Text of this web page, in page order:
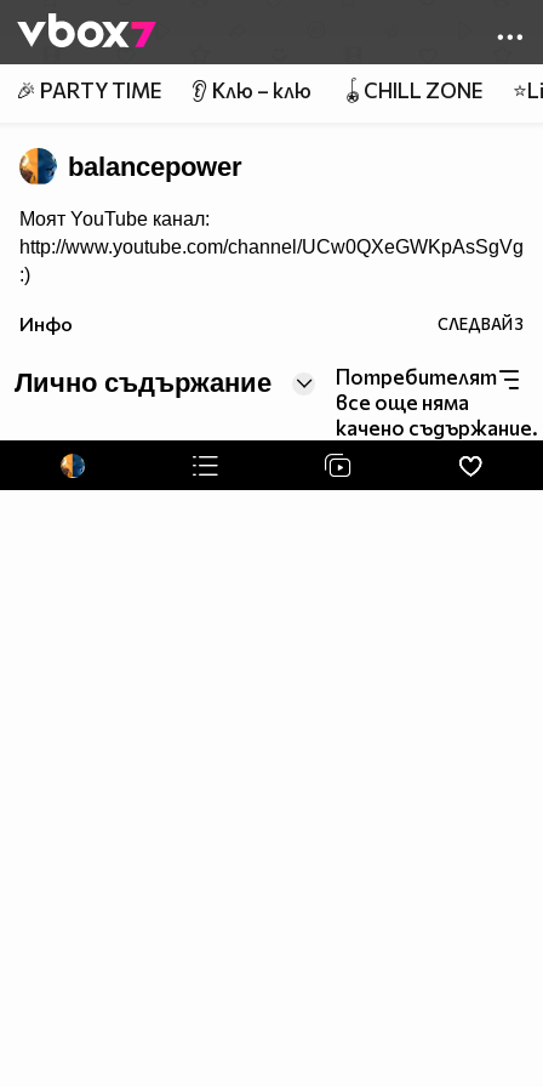
👾
🎉 PARTY TIME 👂 Клю – клю 🪀CHILL ZONE
balancepower
Моят YouTube канал:
http://www.youtube.com/channel/
:)
Инфо СЛЕДВАЙ3
Лично съдържание
Потребителят
все още няма
качено съдържание.